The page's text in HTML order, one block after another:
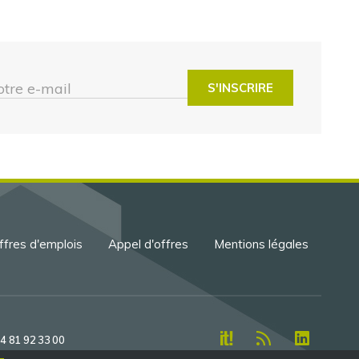
e-mail
d'emplois Appel d'offres Mentions légales
81 92 33 00